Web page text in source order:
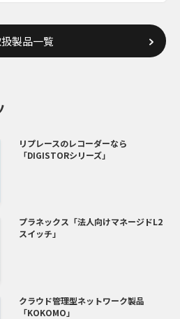
製品一覧
リプレースのレコーダーなら
「DIGISTORシリーズ」
プラネックス「法人向けマネージドL2
スイッチ」
クラウド管理型ネットワーク製品
「KOKOMO」